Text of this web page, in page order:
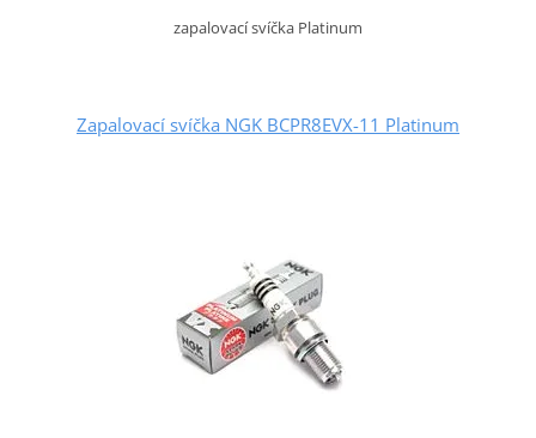
zapalovací svíčka Platinum
Zapalovací svíčka NGK BCPR8EVX-11 Platinum